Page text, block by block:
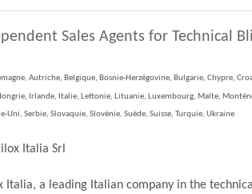
Sales Agents for Technical
Autriche, Belgique, Bosnie-Herzégovine, Bulgarie, Chypre,
Irlande, Italie, Lettonie, Lituanie, Luxembourg, Malte,
Uni, Serbie, Slovaquie, Slovénie, Suède, Suisse, Turquie, Ukraine
Italia Srl
Italia, a leading Italian company in the